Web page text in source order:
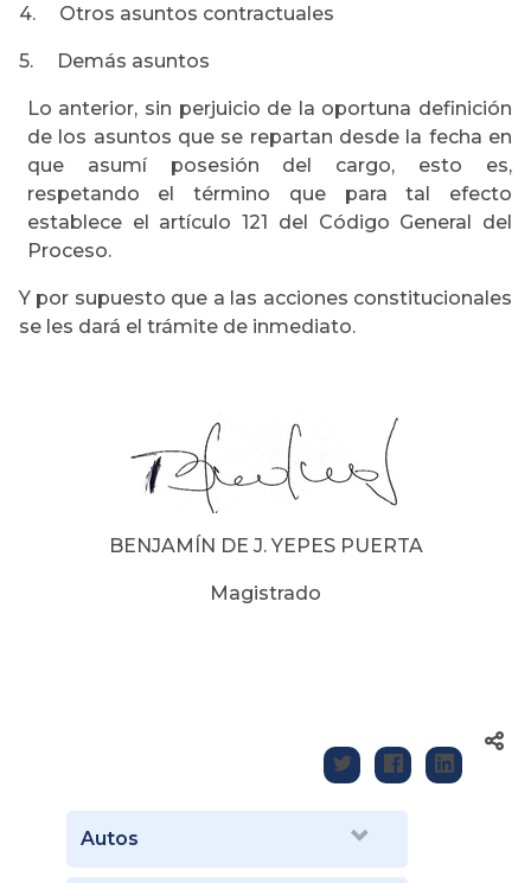
4. Otros asuntos contractuales
5. Demás asuntos
Lo anterior, sin perjuicio de la oportuna definición
de los asuntos que se repartan desde la fecha en
que asumí posesión del cargo, esto es,
respetando el término que para tal efecto
establece el artículo 121 del Código General del
Proceso.
Y por supuesto que a las acciones constitucionales
se les dará el trámite de inmediato.
BENJAMÍN DE J. YEPES PUERTA
Magistrado
Autos